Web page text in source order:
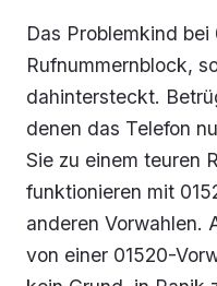
Das Problemkind
Rufnummernblock,
dahintersteckt.
denen das Telefon
Sie zu einem teuren
funktionieren mit
anderen Vorwahlen.
von einer 01520-